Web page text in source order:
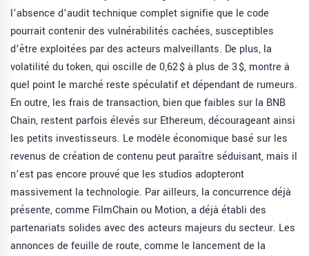
l’absence d’audit technique complet signifie que le code
pourrait contenir des vulnérabilités cachées, susceptibles
d’être exploitées par des acteurs malveillants. De plus, la
volatilité du token, qui oscille de 0,62 $ à plus de 3 $, montre à
quel point le marché reste spéculatif et dépendant de rumeurs.
En outre, les frais de transaction, bien que faibles sur la BNB
Chain, restent parfois élevés sur Ethereum, décourageant ainsi
les petits investisseurs. Le modèle économique basé sur les
revenus de création de contenu peut paraître séduisant, mais il
n’est pas encore prouvé que les studios adopteront
massivement la technologie. Par ailleurs, la concurrence déjà
présente, comme FilmChain ou Motion, a déjà établi des
partenariats solides avec des acteurs majeurs du secteur. Les
annonces de feuille de route, comme le lancement de la